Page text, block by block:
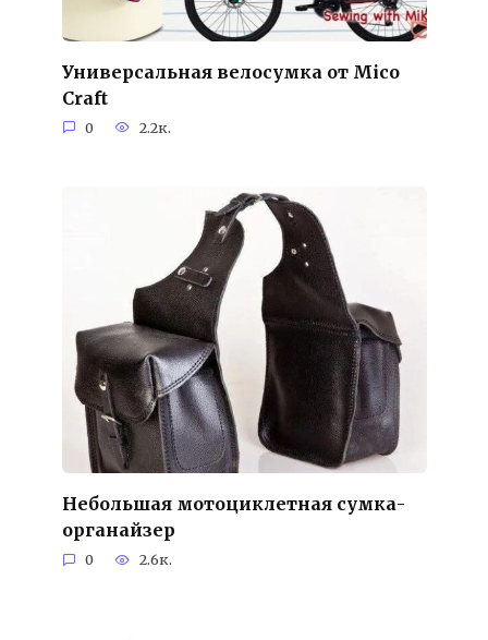
Универсальная велосумка от Mico
Craft
0 2.2к.
Небольшая мотоциклетная сумка-
органайзер
0 2.6к.